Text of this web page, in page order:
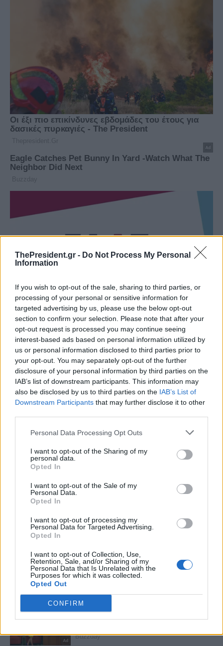
ThePresident.gr - Do Not Process My Personal
Information
If you wish to opt-out of the sale, sharing to third parties, or
processing of your personal or sensitive information for
targeted advertising by us, please use the below opt-out
section to confirm your selection. Please note that after your
opt-out request is processed you may continue seeing
interest-based ads based on personal information utilized by
us or personal information disclosed to third parties prior to
your opt-out. You may separately opt-out of the further
disclosure of your personal information by third parties on the
IAB’s list of downstream participants. This information may
also be disclosed by us to third parties on the IAB’s List of
Downstream Participants that may further disclose it to other
Personal Data Processing Opt Outs
I want to opt-out of the Sharing of my
personal data.
Opted In
I want to opt-out of the Sale of my
Personal Data.
Opted In
I want to opt-out of processing my
Personal Data for Targeted Advertising.
Opted In
I want to opt-out of Collection, Use,
Retention, Sale, and/or Sharing of my
Personal Data that Is Unrelated with the
Purposes for which it was collected.
Opted Out
CONFIRM